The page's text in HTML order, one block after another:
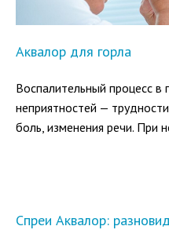
Аквалор для горла
Воспалительный процесс в
неприятностей —
боль, изменения речи. При
Спреи Аквалор: